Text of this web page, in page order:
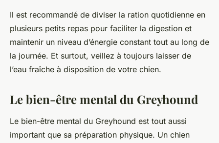
Il est recommandé de diviser la ration quotidienne en
plusieurs petits repas pour faciliter la digestion et
maintenir un niveau d’énergie constant tout au long de
la journée. Et surtout, veillez à toujours laisser de
l’eau fraîche à disposition de votre chien.
Le bien-être mental du Greyhound
Le bien-être mental du Greyhound est tout aussi
important que sa préparation physique. Un chien